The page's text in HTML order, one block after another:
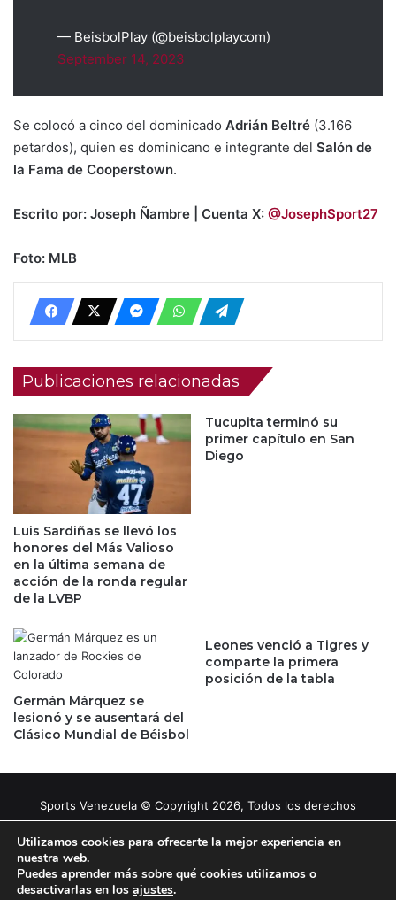
— BeisbolPlay (@beisbolplaycom)
September 14, 2023
Se colocó a cinco del dominicado Adrián Beltré (3.166
petardos), quien es dominicano e integrante del Salón de
la Fama de Cooperstown.
Escrito por: Joseph Ñambre | Cuenta X: @JosephSport27
Foto: MLB
Publicaciones relacionadas
Luis Sardiñas se llevó los
honores del Más Valioso
en la última semana de
acción de la ronda regular
de la LVBP
Tucupita terminó su
primer capítulo en San
Diego
Germán Márquez se
lesionó y se ausentará del
Clásico Mundial de Béisbol
Leones venció a Tigres y
comparte la primera
posición de la tabla
Sports Venezuela © Copyright 2026, Todos los derechos
reservados |
Tema gestionado por Caissa Agency
Facebook
X YouTubeInstagram
Utilizamos cookies para ofrecerte la mejor experiencia en
nuestra web.
Puedes aprender más sobre qué cookies utilizamos o
desactivarlas en los ajustes.